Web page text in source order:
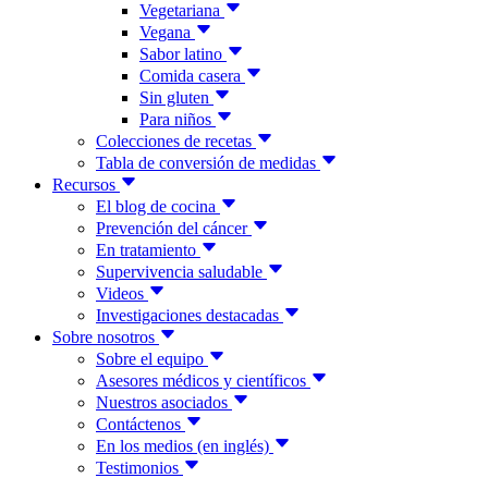
Vegetariana
Vegana
Sabor latino
Comida casera
Sin gluten
Para niños
Colecciones de recetas
Tabla de conversión de medidas
Recursos
El blog de cocina
Prevención del cáncer
En tratamiento
Supervivencia saludable
Videos
Investigaciones destacadas
Sobre nosotros
Sobre el equipo
Asesores médicos y científicos
Nuestros asociados
Contáctenos
En los medios (en inglés)
Testimonios